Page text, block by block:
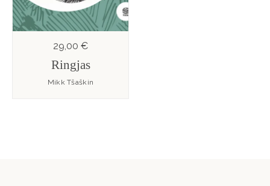
29,00 €
Ringjas
Mikk Tšaškin